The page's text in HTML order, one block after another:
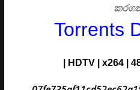
Torrents
| HDTV | x264 |